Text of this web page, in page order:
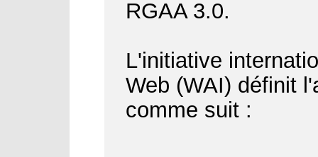
RGAA 3.0.
L'initiative
Web (WAI) définit
comme suit :